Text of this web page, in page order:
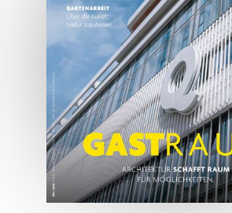
JETZT BESTELLEN
ONLINE LESEN